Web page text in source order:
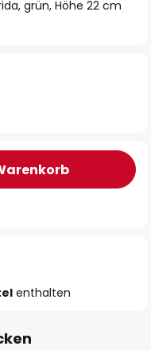
grün, Höhe 22 cm
enthalten